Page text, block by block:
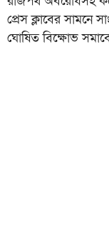
প্রেস ক্লাবের সামনে
ঘোষিত বিক্ষোভ